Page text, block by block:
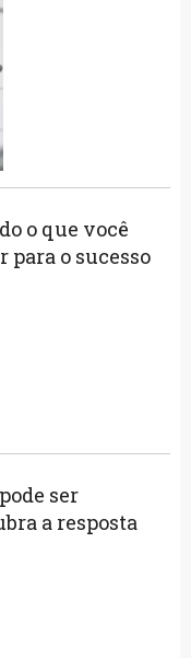
o que você
para o sucesso
ser
a resposta